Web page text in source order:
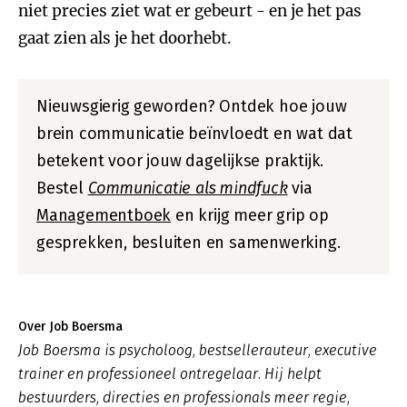
niet precies ziet wat er gebeurt - en je het pas
gaat zien als je het doorhebt.
Nieuwsgierig geworden? Ontdek hoe jouw
brein communicatie beïnvloedt en wat dat
betekent voor jouw dagelijkse praktijk.
Bestel Communicatie als mindfuckvia
Managementboek en krijg meer grip op
gesprekken, besluiten en samenwerking.
Over Job Boersma
Job Boersma is psycholoog, bestsellerauteur, executive
trainer en professioneel ontregelaar. Hij helpt
bestuurders, directies en professionals meer regie,